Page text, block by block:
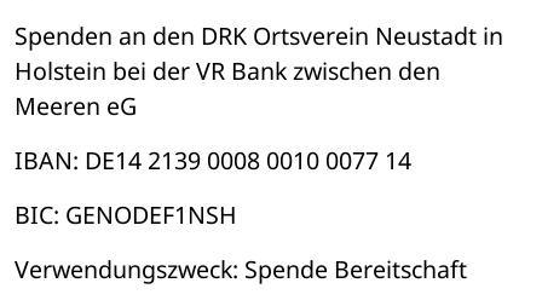
Spenden an den DRK Ortsverein Neustadt in
Holstein bei der VR Bank zwischen den
Meeren eG
IBAN: DE14 2139 0008 0010 0077 14
BIC: GENODEF1NSH
Verwendungszweck: Spende Bereitschaft